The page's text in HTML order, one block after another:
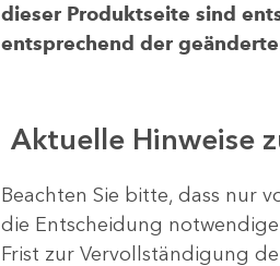
dieser Produktseite sind
entsprechend der
Aktuelle Hinweise
Beachten Sie bitte, dass nur
die Entscheidung
Frist zur Vervollständigung